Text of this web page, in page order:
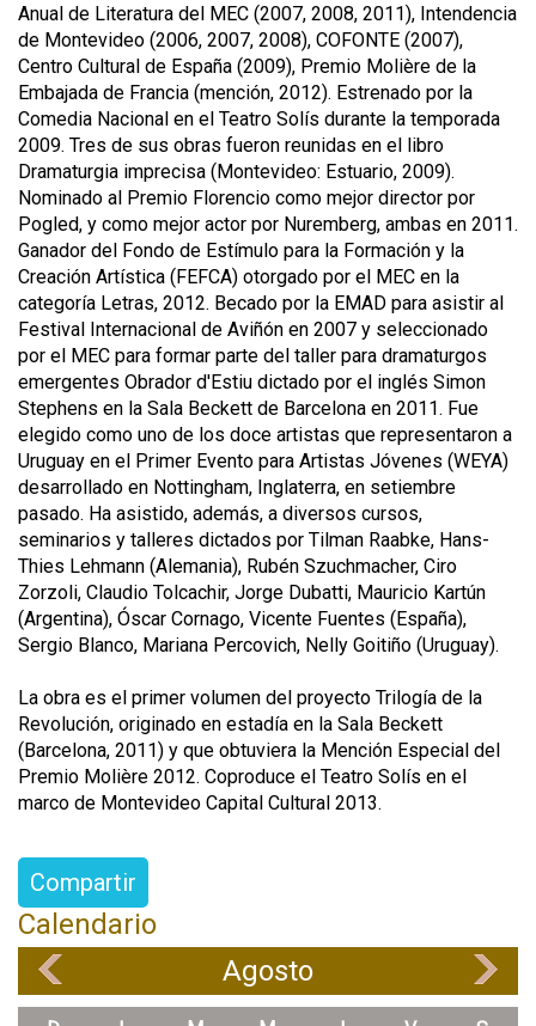
Anual de Literatura del MEC (2007, 2008, 2011), Intendencia
de Montevideo (2006, 2007, 2008), COFONTE (2007),
Centro Cultural de España (2009), Premio Molière de la
Embajada de Francia (mención, 2012). Estrenado por la
Comedia Nacional en el Teatro Solís durante la temporada
2009. Tres de sus obras fueron reunidas en el libro
Dramaturgia imprecisa (Montevideo: Estuario, 2009).
Nominado al Premio Florencio como mejor director por
Pogled, y como mejor actor por Nuremberg, ambas en 2011.
Ganador del Fondo de Estímulo para la Formación y la
Creación Artística (FEFCA) otorgado por el MEC en la
categoría Letras, 2012. Becado por la EMAD para asistir al
Festival Internacional de Aviñón en 2007 y seleccionado
por el MEC para formar parte del taller para dramaturgos
emergentes Obrador d'Estiu dictado por el inglés Simon
Stephens en la Sala Beckett de Barcelona en 2011. Fue
elegido como uno de los doce artistas que representaron a
Uruguay en el Primer Evento para Artistas Jóvenes (WEYA)
desarrollado en Nottingham, Inglaterra, en setiembre
pasado. Ha asistido, además, a diversos cursos,
seminarios y talleres dictados por Tilman Raabke, Hans-
Thies Lehmann (Alemania), Rubén Szuchmacher, Ciro
Zorzoli, Claudio Tolcachir, Jorge Dubatti, Mauricio Kartún
(Argentina), Óscar Cornago, Vicente Fuentes (España),
Sergio Blanco, Mariana Percovich, Nelly Goitiño (Uruguay).
La obra es el primer volumen del proyecto Trilogía de la
Revolución, originado en estadía en la Sala Beckett
(Barcelona, 2011) y que obtuviera la Mención Especial del
Premio Molière 2012. Coproduce el Teatro Solís en el
marco de Montevideo Capital Cultural 2013.
Compartir
Calendario
Agosto